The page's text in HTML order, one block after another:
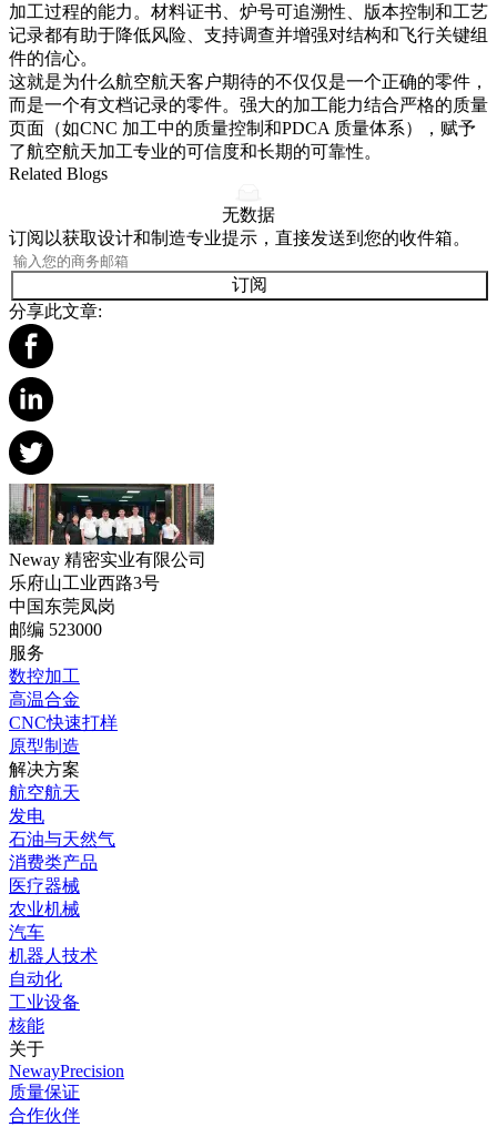
加工过程的能力。材料证书、炉号可追溯性、版本控制和工艺
记录都有助于降低风险、支持调查并增强对结构和飞行关键组
件的信心。
这就是为什么航空航天客户期待的不仅仅是一个正确的零件，
而是一个有文档记录的零件。强大的加工能力结合严格的质量
页面（如CNC 加工中的质量控制 和PDCA 质量体系），赋予
了航空航天加工专业的可信度和长期的可靠性。
Related Blogs
无数据
订阅以获取设计和制造专业提示，直接发送到您的收件箱。
订阅
分享此文章:
Neway 精密实业有限公司
乐府山工业西路3号
中国东莞凤岗
邮编 523000
服务
数控加工
高温合金
CNC快速打样
原型制造
解决方案
航空航天
发电
石油与天然气
消费类产品
医疗器械
农业机械
汽车
机器人技术
自动化
工业设备
核能
关于
NewayPrecision
质量保证
合作伙伴